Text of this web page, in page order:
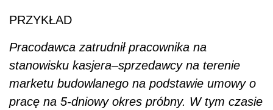
PRZYKŁAD
Pracodawca zatrudnił pracownika na
stanowisku kasjera–sprzedawcy na terenie
marketu budowlanego na podstawie umowy o
pracę na 5-dniowy okres próbny. W tym czasie